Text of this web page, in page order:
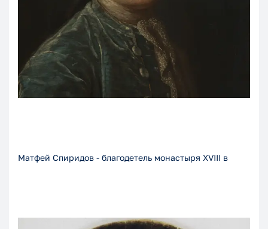
Матфей Спиридов - благодетель монастыря XVIII в